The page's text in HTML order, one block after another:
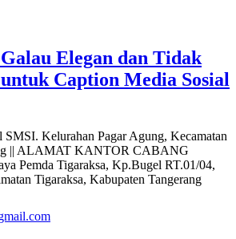
Elegan dan Tidak
Caption Media Sosial
SMSI. Kelurahan Pagar Agung, Kecamatan
|| ALAMAT KANTOR CABANG
Pemda Tigaraksa, Kp.Bugel RT.01/04,
Tigaraksa, Kabupaten Tangerang